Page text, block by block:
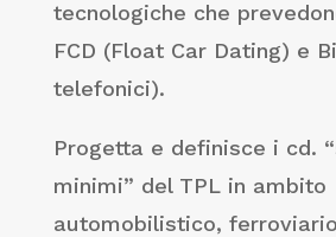
tecnologiche che
FCD (Float Car Dating) e
telefonici).
Progetta e definisce i cd.
minimi” del TPL in ambito
automobilistico,